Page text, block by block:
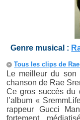
Genre musical :
Tous les clips de
Le meilleur du
chanson de Rae
Ce gros succès du
l’album «
rappeur Gucci
fortement